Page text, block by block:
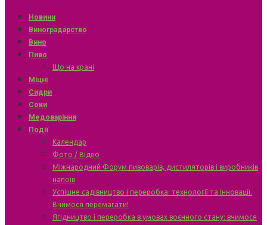
Новини
Виноградарство
Вино
Пиво
Що на крані
Міцні
Сидри
Соки
Медоваріння
Події
Календар
Фото / Відео
Міжнародний Форум пивоварів, дистиляторів і виробників
напоїв
Успішне садівництво і переробка: технології та інновації.
Вчимося перемагати!
Ягідництво і переробка в умовах воєнного стану: вчимося